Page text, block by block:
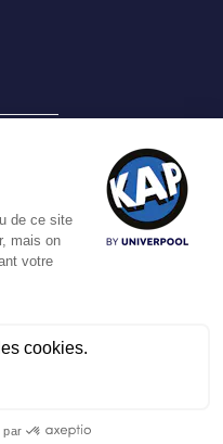
–
en-Provence ferme entre 12h et